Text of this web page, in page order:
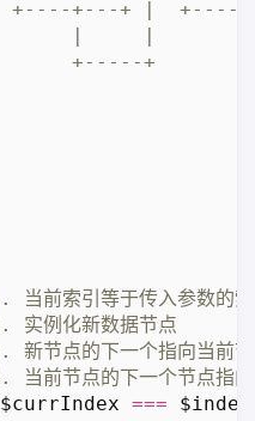
$currIndex === $index